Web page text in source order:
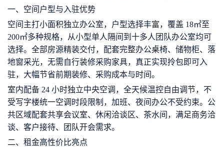
一、空间户型与入驻优势
空间主打小面积独立办公室，户型选择丰富，覆盖 18㎡至
200㎡多种规格，从小型单人隔间到十多人团队办公室均可
选择。全部房源精装交付，配套完整办公桌椅、储物柜、落
地窗采光，无需自行装修采购家具，真正实现拎包即可入
驻，大幅节省前期装修、采购成本与时间。
室内配备 24 小时独立中央空调，全天候温控自由调节，不
受写字楼统一空调时段限制，加班、夜间办公不受约束。公
共区域配套共享会议室、休闲洽谈区、茶水间，满足商务洽
谈、客户接待、团队开会需求。
二、租金高性价比亮点